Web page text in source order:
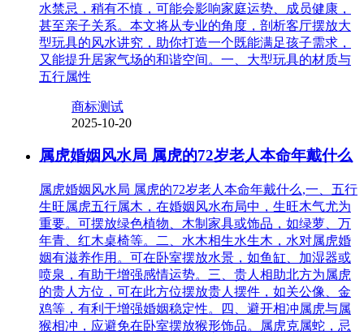
水禁忌，稍有不慎，可能会影响家庭运势、成员健康，
甚至亲子关系。本文将从专业的角度，剖析客厅摆放大
型玩具的风水讲究，助你打造一个既能满足孩子需求，
又能提升居家气场的和谐空间。一、大型玩具的材质与
五行属性
商标测试
2025-10-20
属虎婚姻风水局 属虎的72岁老人本命年戴什么
属虎婚姻风水局 属虎的72岁老人本命年戴什么,一、五行
生旺属虎五行属木，在婚姻风水布局中，生旺木气尤为
重要。可摆放绿色植物、木制家具或饰品，如绿萝、万
年青、红木桌椅等。二、水木相生水生木，水对属虎婚
姻有滋养作用。可在卧室摆放水景，如鱼缸、加湿器或
喷泉，有助于增强感情运势。三、贵人相助北方为属虎
的贵人方位，可在此方位摆放贵人摆件，如关公像、金
鸡等，有利于增强婚姻稳定性。四、避开相冲属虎与属
猴相冲，应避免在卧室摆放猴形饰品。属虎克属蛇，忌